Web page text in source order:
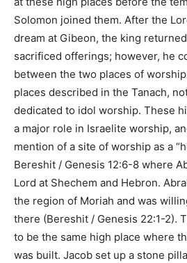
Solomon joined them. After the
dream at Gibeon, the king
sacrificed offerings; however, he
between the two places of
places described in the Tanach,
dedicated to idol worship. These
a major role in Israelite worship,
mention of a site of worship as a
Bereshit / Genesis 12:6-8 where
Lord at Shechem and Hebron.
the region of Moriah and was
there (Bereshit / Genesis 22:1-2).
to be the same high place where
was built. Jacob set up a stone